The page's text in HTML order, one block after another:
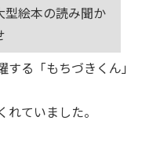
型絵本の読み聞か
る「もちづきくん」
ていました。